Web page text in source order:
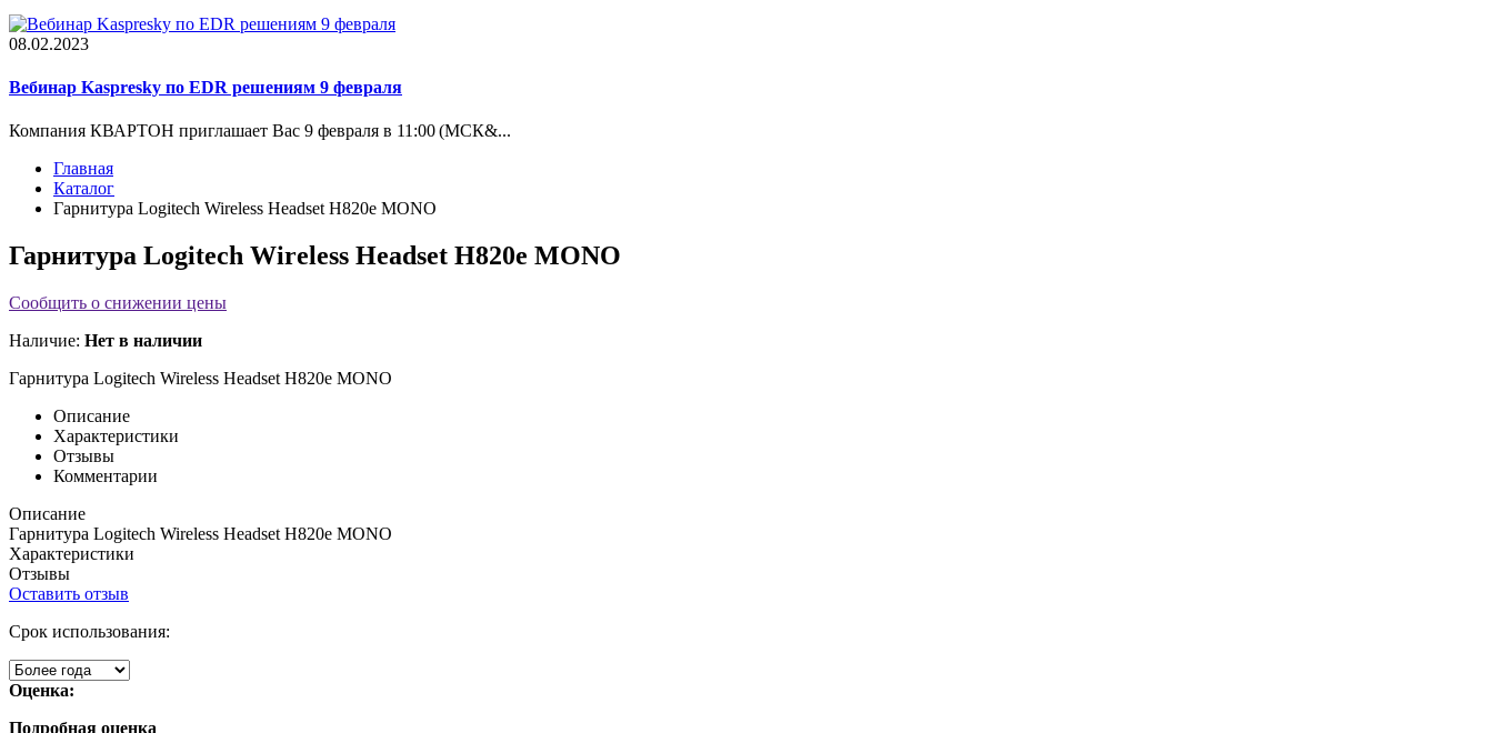
08.02.2023
Вебинар Kaspresky по EDR решениям 9 февраля
Компания КВАРТОН приглашает Вас 9 февраля в 11:00 (МСК&...
Главная
Каталог
Гарнитура Logitech Wireless Headset H820e MONO
Гарнитура Logitech Wireless Headset H820e MONO
Сообщить о снижении цены
Наличие: Нет в наличии
Гарнитура Logitech Wireless Headset H820e MONO
Описание
Характеристики
Отзывы
Комментарии
Описание
Гарнитура Logitech Wireless Headset H820e MONO
Характеристики
Отзывы
Оставить отзыв
Срок использования:
Оценка:
Подробная оценка